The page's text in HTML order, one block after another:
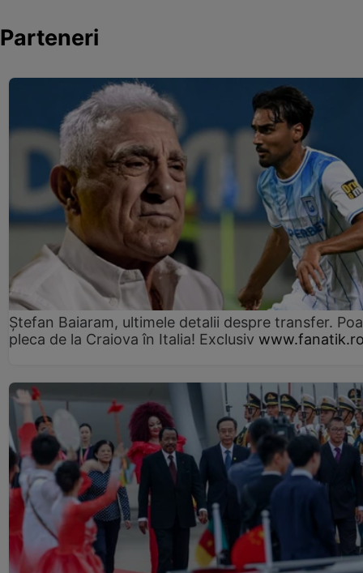
Parteneri
Ștefan Baiaram, ultimele detalii despre transfer.
pleca de la Craiova în Italia! Exclusiv